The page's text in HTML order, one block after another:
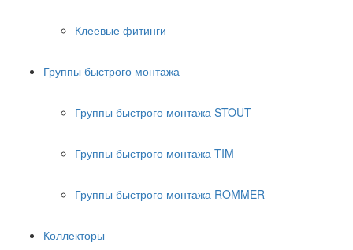
Клеевые фитинги
Группы быстрого монтажа
Группы быстрого монтажа STOUT
Группы быстрого монтажа TIM
Группы быстрого монтажа ROMMER
Коллекторы